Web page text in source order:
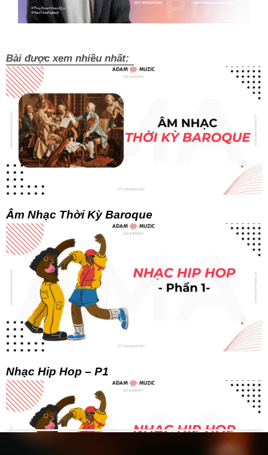
Bài được xem nhiều nhất:
Âm Nhạc Thời Kỳ Baroque
Nhạc Hip Hop – P1